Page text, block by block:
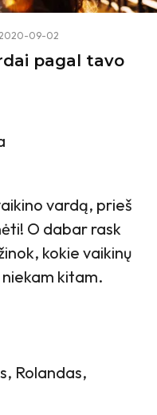
2020-09-02
pagal tavo
vardą, prieš
O dabar rask
kokie vaikinų
kitam.
Rolandas,